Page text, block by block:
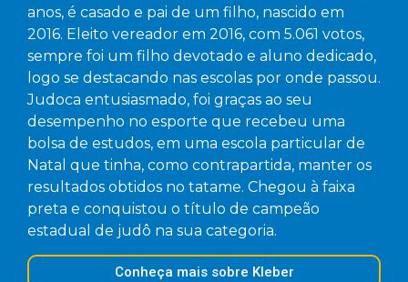
anos, é casado e pai de um filho, nascido em
2016. Eleito vereador em 2016, com 5.061 votos,
sempre foi um filho devotado e aluno dedicado,
logo se destacando nas escolas por onde passou.
Judoca entusiasmado, foi graças ao seu
desempenho no esporte que recebeu uma
bolsa de estudos, em uma escola particular de
Natal que tinha, como contrapartida, manter os
resultados obtidos no tatame. Chegou à faixa
preta e conquistou o título de campeão
estadual de judô na sua categoria.
Conheça mais sobre Kleber